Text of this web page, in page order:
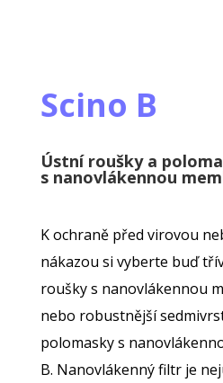
Scino B
Ústní roušky a
s nanovlákennou
K ochraně před virovou
nákazou si vyberte buď
roušky s nanovlákennou
nebo robustnější
polomasky s
B. Nanovlákenný filtr je